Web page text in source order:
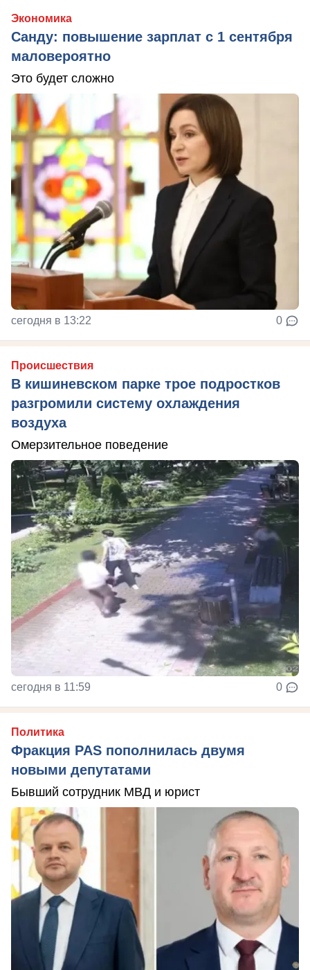
Экономика
Санду: повышение зарплат с 1 сентября
маловероятно
Это будет сложно
сегодня в 13:22 0
Происшествия
В кишиневском парке трое подростков
разгромили систему охлаждения
воздуха
Омерзительное поведение
сегодня в 11:59 0
Политика
Фракция PAS пополнилась двумя
новыми депутатами
Бывший сотрудник МВД и юрист